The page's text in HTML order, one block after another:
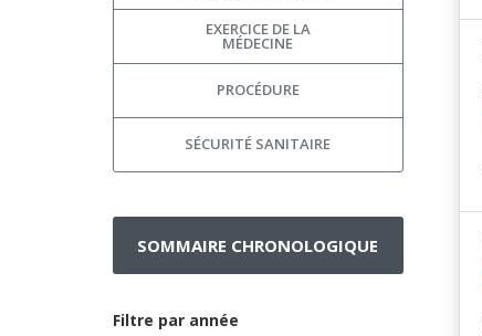
EXERCICE DE LA
MÉDECINE
PROCÉDURE
SÉCURITÉ SANITAIRE
SOMMAIRE CHRONOLOGIQUE
Filtre par année